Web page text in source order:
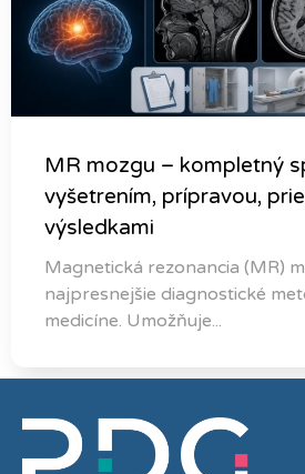
MR mozgu – kompletný
vyšetrením, prípravou,
výsledkami
Magnetická rezonancia (MR)
najpresnejšie diagnostické
medicíne. Umožňuje...